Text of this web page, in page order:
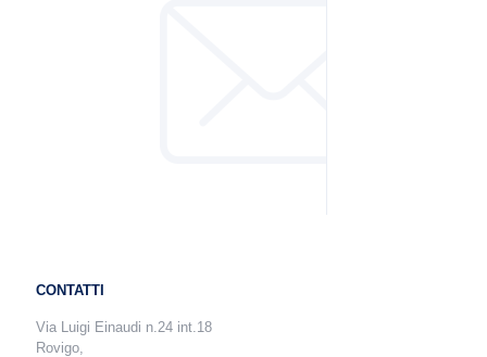
CONTATTI
Via Luigi Einaudi n.24 int.18
Rovigo,